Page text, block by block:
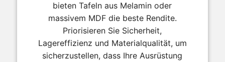
bieten Tafeln aus Melamin oder
massivem MDF die beste Rendite.
Priorisieren Sie Sicherheit,
Lagereffizienz und Materialqualität, um
sicherzustellen, dass Ihre Ausrüstung